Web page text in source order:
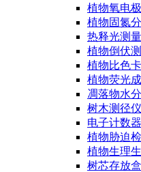
植物氧电极
植物固氮
热释光测
植物倒伏
植物比色卡
植物荧光
凋落物水
树木测径仪
电子计数器
植物胁迫
植物生理
树芯存放盒